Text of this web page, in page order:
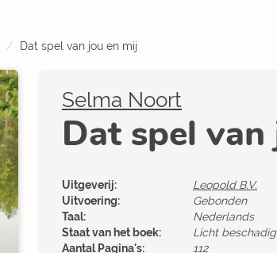
Dat spel van jou en mij
Selma Noort
Dat spel
Uitgeverij:
Leopold B.V.
Uitvoering:
Gebonden
Taal:
Nederlands
Staat van het boek:
Licht
Aantal Pagina's:
112